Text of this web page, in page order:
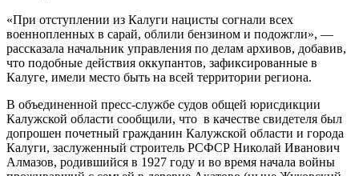
«При отступлении из Калуги нацисты согнали всех
военнопленных в сарай, облили бензином и подожгли», —
рассказала начальник управления по делам архивов, добавив,
что подобные действия оккупантов, зафиксированные в
Калуге, имели место быть на всей территории региона.
В объединенной пресс-службе судов общей юрисдикции
Калужской области сообщили, что в качестве свидетеля был
допрошен почетный гражданин Калужской области и города
Калуги, заслуженный строитель РСФСР Николай Иванович
Алмазов, родившийся в 1927 году и во время начала войны